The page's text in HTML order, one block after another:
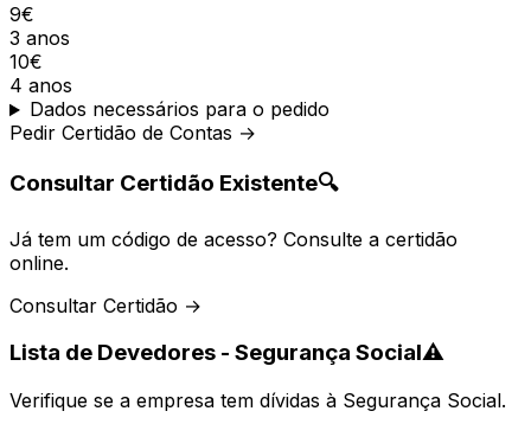
9€
3 anos
10€
4 anos
Dados necessários para o pedido
Pedir Certidão de Contas →
Consultar Certidão Existente🔍
Já tem um código de acesso? Consulte a certidão
online.
Consultar Certidão →
Lista de Devedores - Segurança Social⚠️
Verifique se a empresa tem dívidas à Segurança Social.